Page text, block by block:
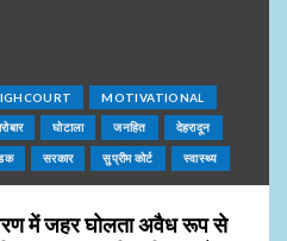
MOTIVATIONAL
घोटाला जनहित देहरादून
सरकार सुप्रीम कोर्ट स्वास्थ्य
में जहर घोलता अवैध रूप से